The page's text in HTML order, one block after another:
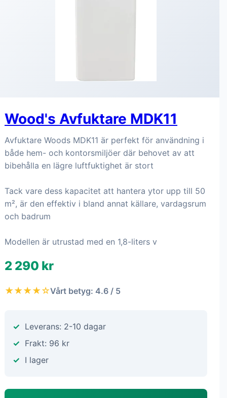
Wood's Avfuktare MDK11
Avfuktare Woods MDK11 är perfekt för användning i
både hem- och kontorsmiljöer där behovet av att
bibehålla en lägre luftfuktighet är stort
Tack vare dess kapacitet att hantera ytor upp till 50
m², är den effektiv i bland annat källare, vardagsrum
och badrum
Modellen är utrustad med en 1,8-liters v
2 290 kr
★★★★☆Vårt betyg: 4.6 / 5
Leverans: 2-10 dagar
Frakt: 96 kr
I lager